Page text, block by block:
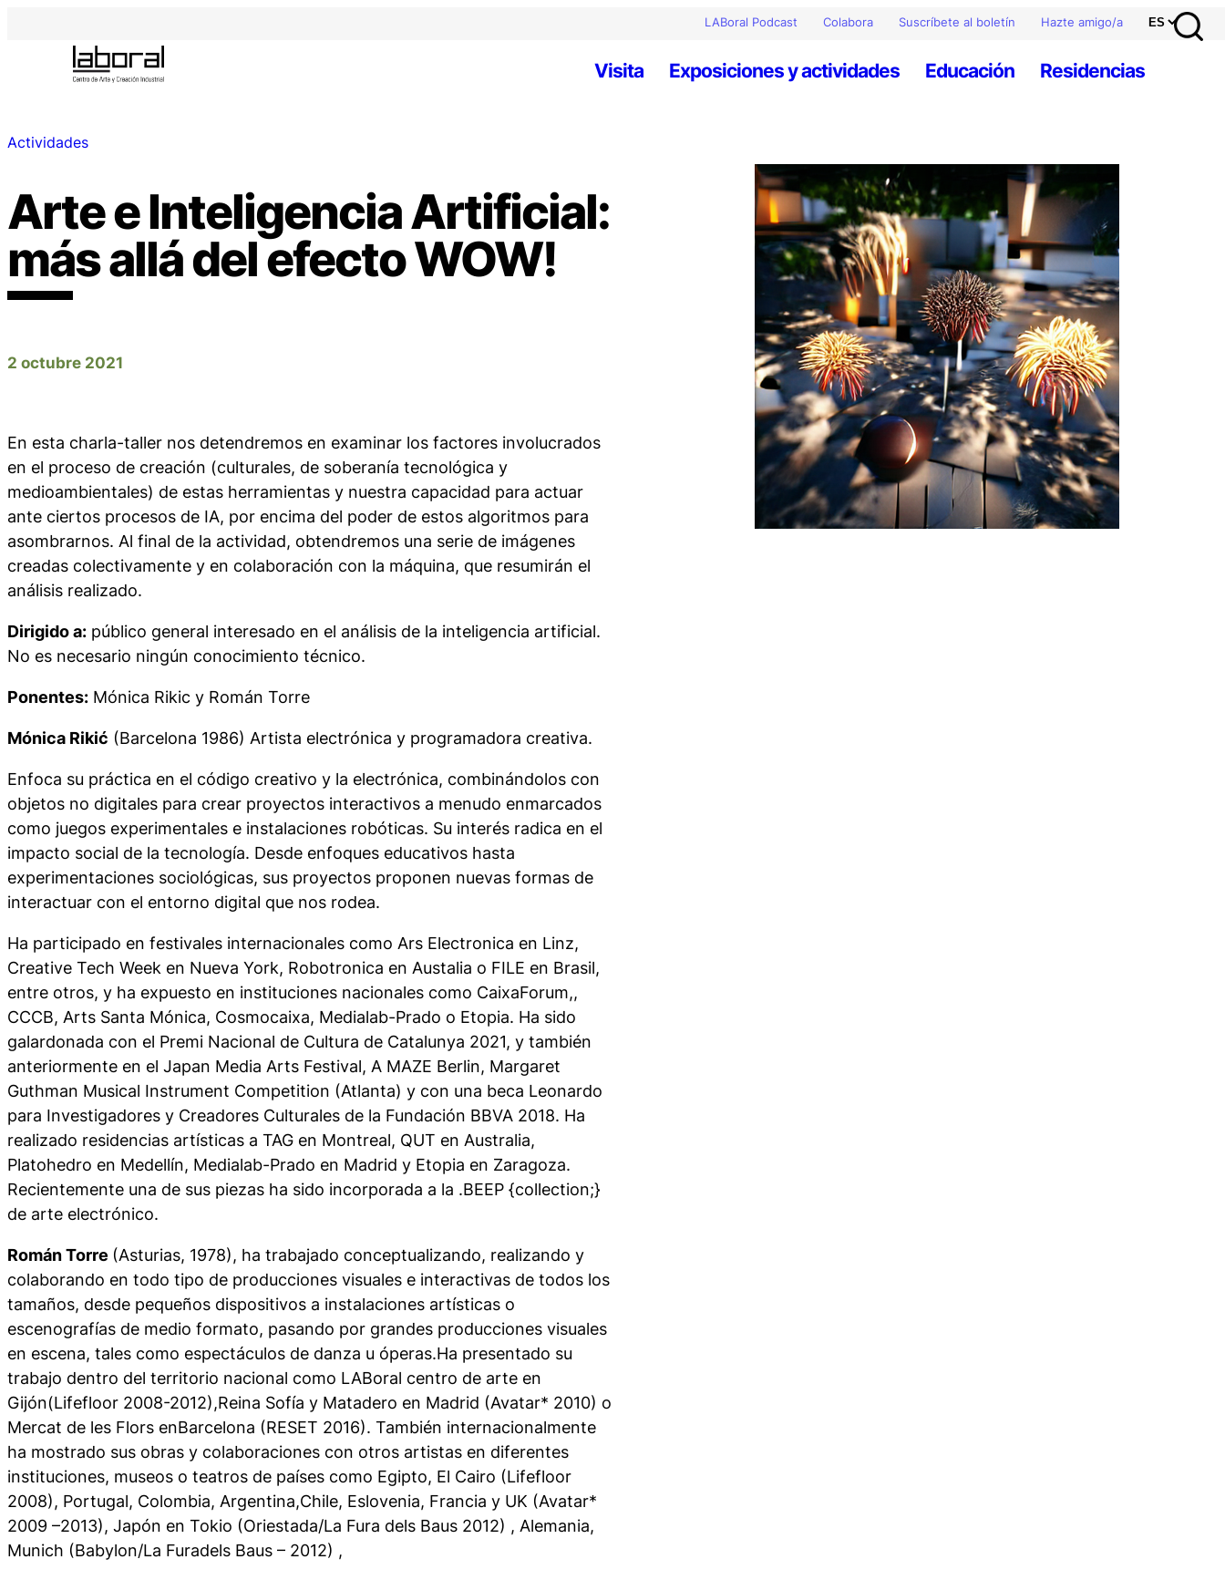
LABoral Podcast Colabora Suscríbete al boletín Hazte amigo/a
Visita Exposiciones y actividades Educación Residencias
Actividades
Arte e Inteligencia Artificial:
más allá del efecto WOW!
2 octubre 2021
En esta charla-taller nos detendremos en examinar los factores involucrados
en el proceso de creación (culturales, de soberanía tecnológica y
medioambientales) de estas herramientas y nuestra capacidad para actuar
ante ciertos procesos de IA, por encima del poder de estos algoritmos para
asombrarnos. Al final de la actividad, obtendremos una serie de imágenes
creadas colectivamente y en colaboración con la máquina, que resumirán el
análisis realizado.
Dirigido a: público general interesado en el análisis de la inteligencia artificial.
No es necesario ningún conocimiento técnico.
Ponentes: Mónica Rikic y Román Torre
Mónica Rikić (Barcelona 1986) Artista electrónica y programadora creativa.
Enfoca su práctica en el código creativo y la electrónica, combinándolos con
objetos no digitales para crear proyectos interactivos a menudo enmarcados
como juegos experimentales e instalaciones robóticas. Su interés radica en el
impacto social de la tecnología. Desde enfoques educativos hasta
experimentaciones sociológicas, sus proyectos proponen nuevas formas de
interactuar con el entorno digital que nos rodea.
Ha participado en festivales internacionales como Ars Electronica en Linz,
Creative Tech Week en Nueva York, Robotronica en Austalia o FILE en Brasil,
entre otros, y ha expuesto en instituciones nacionales como CaixaForum,,
CCCB, Arts Santa Mónica, Cosmocaixa, Medialab-Prado o Etopia. Ha sido
galardonada con el Premi Nacional de Cultura de Catalunya 2021, y también
anteriormente en el Japan Media Arts Festival, A MAZE Berlin, Margaret
Guthman Musical Instrument Competition (Atlanta) y con una beca Leonardo
para Investigadores y Creadores Culturales de la Fundación BBVA 2018. Ha
realizado residencias artísticas a TAG en Montreal, QUT en Australia,
Platohedro en Medellín, Medialab-Prado en Madrid y Etopia en Zaragoza.
Recientemente una de sus piezas ha sido incorporada a la .BEEP {collection;}
de arte electrónico.
Román Torre (Asturias, 1978), ha trabajado conceptualizando, realizando y
colaborando en todo tipo de producciones visuales e interactivas de todos los
tamaños, desde pequeños dispositivos a instalaciones artísticas o
escenografías de medio formato, pasando por grandes producciones visuales
en escena, tales como espectáculos de danza u óperas.Ha presentado su
trabajo dentro del territorio nacional como LABoral centro de arte en
Gijón(Lifefloor 2008-2012),Reina Sofía y Matadero en Madrid (Avatar* 2010) o
Mercat de les Flors enBarcelona (RESET 2016). También internacionalmente
ha mostrado sus obras y colaboraciones con otros artistas en diferentes
instituciones, museos o teatros de países como Egipto, El Cairo (Lifefloor
2008), Portugal, Colombia, Argentina,Chile, Eslovenia, Francia y UK (Avatar*
2009 –2013), Japón en Tokio (Oriestada/La Fura dels Baus 2012) , Alemania,
Munich (Babylon/La Furadels Baus – 2012) ,